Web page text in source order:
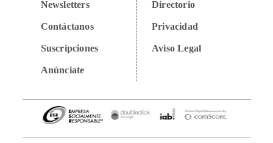
Newsletters
Contáctanos
Suscripciones
Anúnciate
Directorio
Privacidad
Aviso Legal